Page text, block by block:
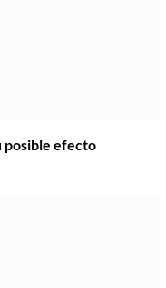
posible efecto